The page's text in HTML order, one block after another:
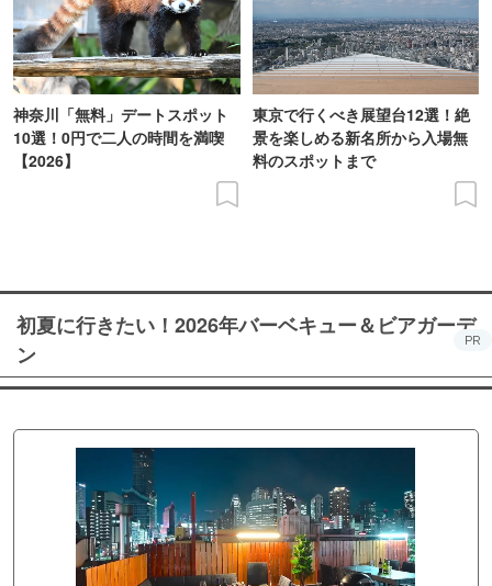
神奈川「無料」デートスポット
10選！0円で二人の時間を満喫
【2026】
東京で行くべき展望台12選！絶
景を楽しめる新名所から入場無
料のスポットまで
初夏に行きたい！2026年バーベキュー＆ビアガーデ
ン
PR